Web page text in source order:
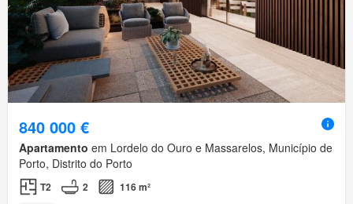
840 000 €
Apartamento em Lordelo do Ouro e Massarelos, Município de
Porto, Distrito do Porto
T2 2 116 m²